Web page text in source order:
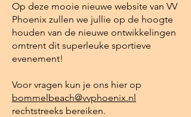
Op deze mooie nieuwe website van VV
Phoenix zullen we jullie op de hoogte
houden van de nieuwe ontwikkelingen
omtrent dit superleuke sportieve
evenement!
Voor vragen kun je ons hier op
bommelbeach@vvphoenix.nl
rechtstreeks bereiken.